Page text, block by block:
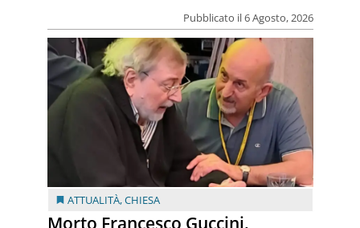
Pubblicato il 6 Agosto, 2026
ATTUALITÀ,CHIESA
Morto Francesco Guccini.